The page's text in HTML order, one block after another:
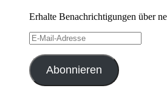
Erhalte Benachrichtigungen über
E-
Mail-
Adresse
Abonnieren